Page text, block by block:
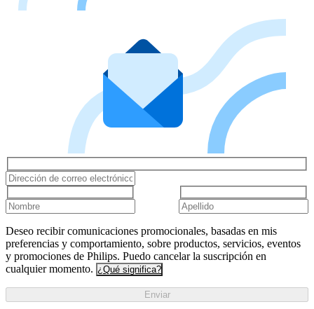
Deseo recibir comunicaciones promocionales, basadas en mis
preferencias y comportamiento, sobre productos, servicios, eventos
y promociones de Philips. Puedo cancelar la suscripción en
cualquier momento. ¿Qué significa?
Enviar